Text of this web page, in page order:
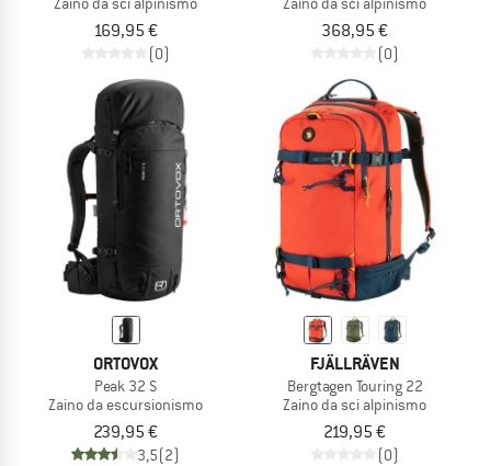
169,95 €
(0)
368,95 €
(0)
ORTOVOX
Peak 32 S
Zaino da escursionismo
239,95 €
3,5(2)
FJÄLLRÄVEN
Bergtagen Touring 22
Zaino da sci alpinismo
219,95 €
(0)